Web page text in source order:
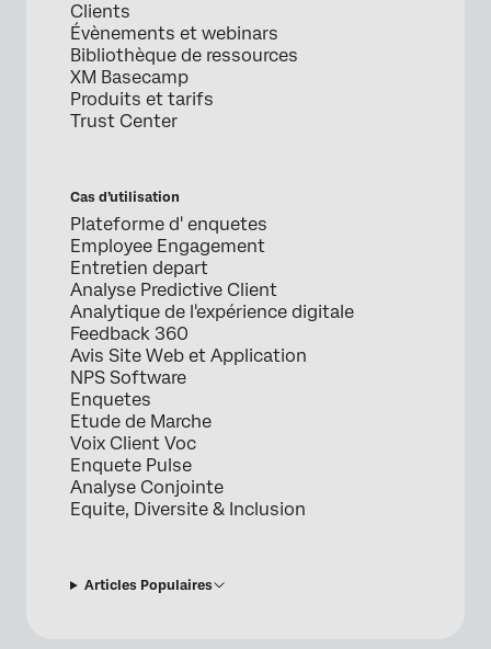
Clients
Évènements et webinars
Bibliothèque de ressources
XM Basecamp
Produits et tarifs
Trust Center
Cas d’utilisation
Plateforme d' enquetes
Employee Engagement
Entretien depart
Analyse Predictive Client
Analytique de l'expérience digitale
Feedback 360
Avis Site Web et Application
NPS Software
Enquetes
Etude de Marche
Voix Client Voc
Enquete Pulse
Analyse Conjointe
Equite, Diversite & Inclusion
Articles Populaires